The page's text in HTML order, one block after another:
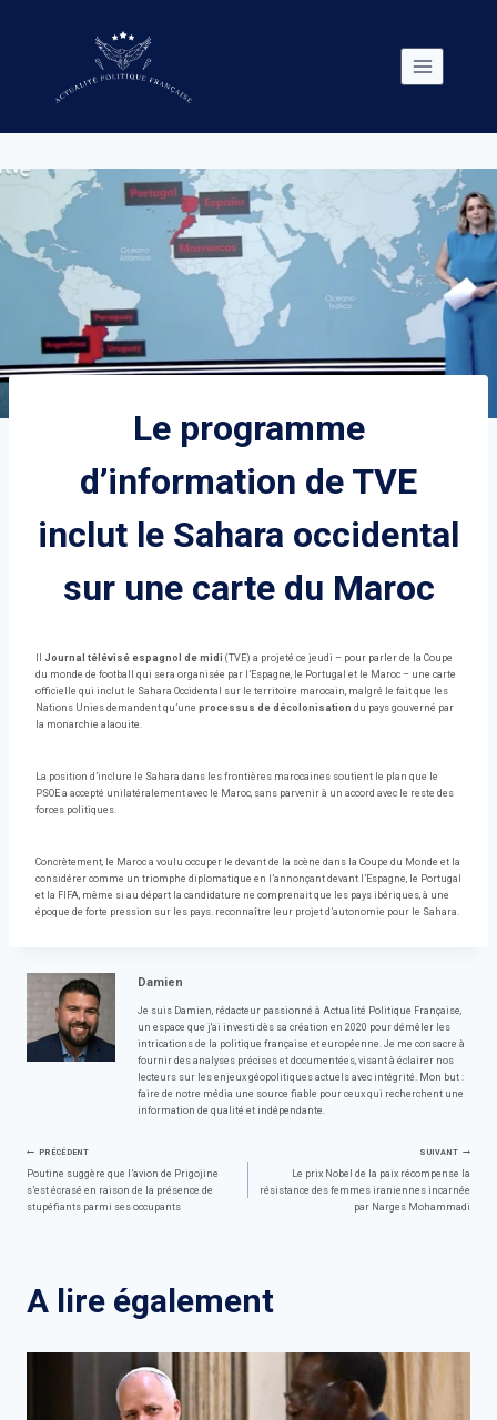
Le programme
d’information de TVE
inclut le Sahara occidental
sur une carte du Maroc
Journal télévisé espagnol de midi (TVE) a projeté ce jeudi – pour parler de la Coupe
du monde de football qui sera organisée par l’Espagne, le Portugal et le Maroc – une carte
officielle qui inclut le Sahara Occidental sur le territoire marocain, malgré le fait que les
Nations Unies demandent qu’une processus de décolonisation du pays gouverné par
la monarchie alaouite.
La position d’inclure le Sahara dans les frontières marocaines soutient le plan que le
PSOE a accepté unilatéralement avec le Maroc, sans parvenir à un accord avec le reste des
forces politiques.
Concrètement, le Maroc a voulu occuper le devant de la scène dans la Coupe du Monde et la
considérer comme un triomphe diplomatique en l’annonçant devant l’Espagne, le Portugal
et la FIFA, même si au départ la candidature ne comprenait que les pays ibériques, à une
époque de forte pression sur les pays. reconnaître leur projet d’autonomie pour le Sahara.
Damien
Je suis Damien, rédacteur passionné à Actualité Politique Française,
un espace que j'ai investi dès sa création en 2020 pour démêler les
intrications de la politique française et européenne. Je me consacre à
fournir des analyses précises et documentées, visant à éclairer nos
lecteurs sur les enjeux géopolitiques actuels avec intégrité. Mon but :
faire de notre média une source fiable pour ceux qui recherchent une
information de qualité et indépendante.
Navigation
de
PRÉCÉDENT
Poutine suggère que l’avion de Prigojine
s’est écrasé en raison de la présence de
stupéfiants parmi ses occupants
SUIVANT
Le prix Nobel de la paix récompense la
résistance des femmes iraniennes incarnée
par Narges Mohammadi
A lire également